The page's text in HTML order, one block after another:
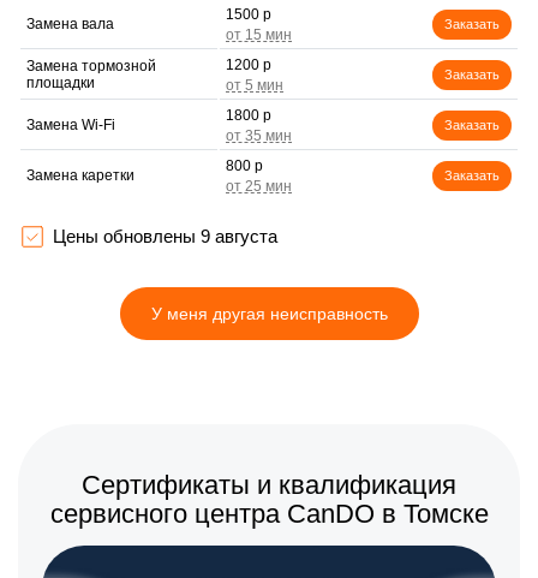
Замена вала
1500 р
Заказать
Замена тормозной
площадки
1200 р
Заказать
Замена Wi-Fi
1800 р
Заказать
Замена каретки
800 р
Заказать
Замена печатной головки
Замена термопленки
2200 р
Цены обновлены 9 августа
У меня другая неисправность
Сертификаты и квалификация
сервисного центра CanDO в Томске